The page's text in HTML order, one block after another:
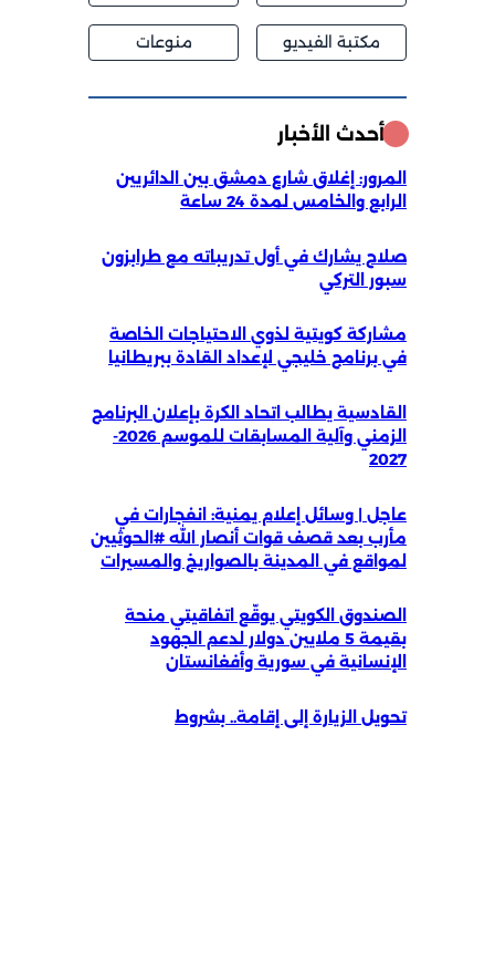
مكتبة الفيديو منوعات
أحدث الأخبار
المرور: إغلاق شارع دمشق بين الدائريين
الرابع والخامس لمدة 24 ساعة
صلاح يشارك في أول تدريباته مع طرابزون
سبور التركي
مشاركة كويتية لذوي الاحتياجات الخاصة
في برنامج خليجي لإعداد القادة ببريطانيا
القادسية يطالب اتحاد الكرة بإعلان البرنامج
الزمني وآلية المسابقات للموسم 2026-
2027
عاجل | وسائل إعلام يمنية: انفجارات في
مأرب بعد قصف قوات أنصار الله #الحوثيين
لمواقع في المدينة بالصواريخ والمسيرات
الصندوق الكويتي يوقّع اتفاقيتي منحة
بقيمة 5 ملايين دولار لدعم الجهود
الإنسانية في سورية وأفغانستان
تحويل الزيارة إلى إقامة.. بشروط